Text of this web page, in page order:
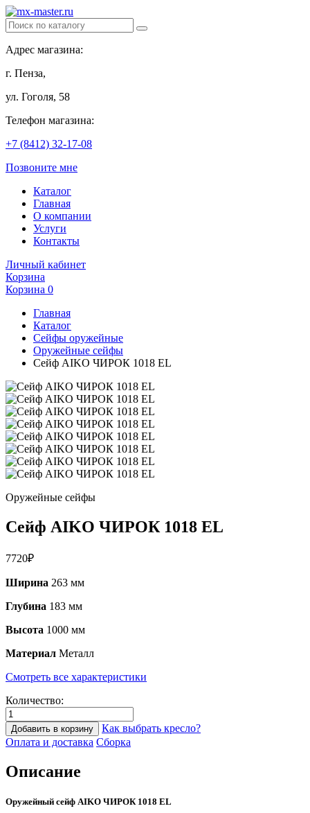
Адрес магазина:
г. Пенза,
ул. Гоголя, 58
Телефон магазина:
+7 (8412) 32-17-08
Позвоните мне
Каталог
Главная
О компании
Услуги
Контакты
Личный кабинет
Корзина
Корзина 0
Главная
Каталог
Сейфы оружейные
Оружейные сейфы
Сейф AIKO ЧИРОК 1018 EL
Оружейные сейфы
Сейф AIKO ЧИРОК 1018 EL
7720₽
Ширина 263 мм
Глубина 183 мм
Высота 1000 мм
Материал Металл
Смотреть все характеристики
Количество:
Добавить в корзину
Как выбрать кресло?
Оплата и доставка Сборка
Описание
Оружейный сейф AIKO ЧИРОК 1018 EL